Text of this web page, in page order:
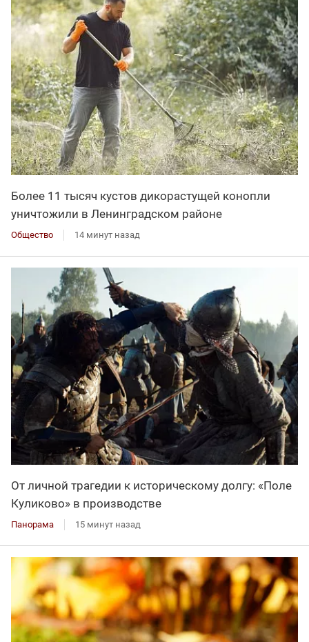
Более 11 тысяч кустов дикорастущей конопли
уничтожили в Ленинградском районе
Общество 14 минут назад
От личной трагедии к историческому долгу: «Поле
Куликово» в производстве
Панорама 15 минут назад